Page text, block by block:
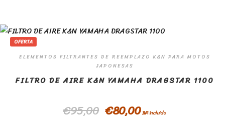
OFERTA
ELEMENTOS FILTRANTES DE REEMPLAZO K&N PARA MOTOS
JAPONESAS
FILTRO DE AIRE K&N YAMAHA DRAGSTAR 1100
€95,00 €80,00IVA incluido